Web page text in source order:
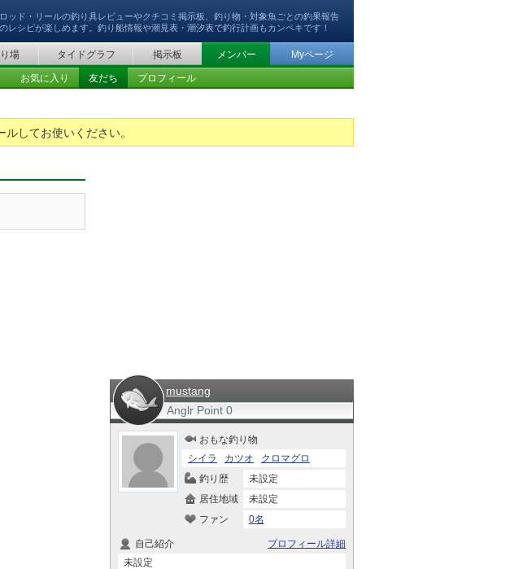
ッド・リールの釣り具レビューやクチコミ掲示板、釣り物・対象魚ごとの釣果報告
レシピが楽しめます。釣り船情報や潮見表・潮汐表で釣行計画もカンペキです！
場 タイドグラフ 掲示板 メンバー Myページ
お気に入り 友だち プロフィール
ルしてお使いください。
mustang
Anglr Point 0
おもな釣り物
シイラ
カツオ
クロマグロ
釣り歴
未設定
居住地域
未設定
ファン
0名
プロフィール詳細
自己紹介
未設定